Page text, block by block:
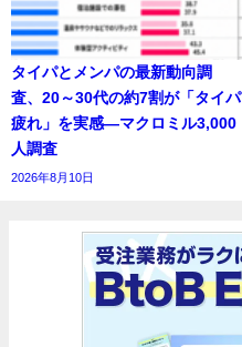
タイパとメンパの最新動向調
査、20～30代の約7割が「タイパ
疲れ」を実感―マクロミル3,000
人調査
2026年8月10日